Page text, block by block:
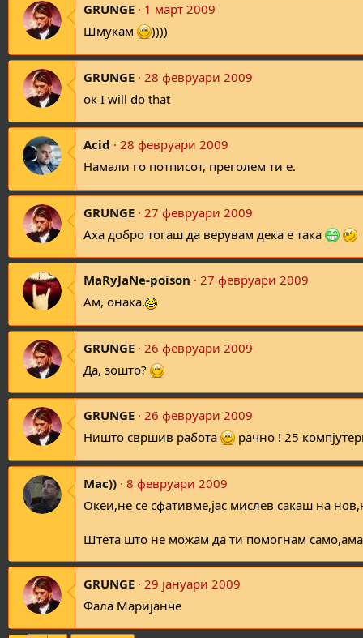
GRUNGE
1 март 2009
Шмукам
))))
GRUNGE
28 февруари 2009
ок I will do that
Acid
28 февруари 2009
Намали го потписот, преголем ти е.
GRUNGE
27 февруари 2009
Аха добро тогаш да верувам дека е така
MaRyJaNe-poison
27 февруари 2009
Ам, онака.
GRUNGE
26 февруари 2009
Да, зошто?
GRUNGE 26 февруари 2009
Ништо свршив работа
рачно ! 25
Mac)) 8 февруари 2009
Океи,не се сфативме,јас мислев сакаш на
Штета што не можам да ти помогнам
GRUNGE
29 јануари 2009
Фала Маријанче